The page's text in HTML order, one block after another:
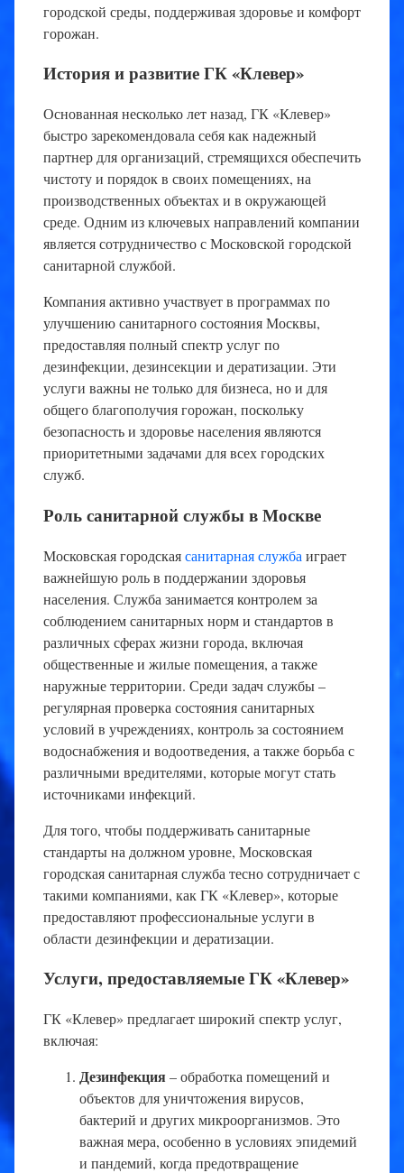
городской среды, поддерживая здоровье и комфорт
горожан.
История и развитие ГК «Клевер»
Основанная несколько лет назад, ГК «Клевер»
быстро зарекомендовала себя как надежный
партнер для организаций, стремящихся обеспечить
чистоту и порядок в своих помещениях, на
производственных объектах и в окружающей
среде. Одним из ключевых направлений компании
является сотрудничество с Московской городской
санитарной службой.
Компания активно участвует в программах по
улучшению санитарного состояния Москвы,
предоставляя полный спектр услуг по
дезинфекции, дезинсекции и дератизации. Эти
услуги важны не только для бизнеса, но и для
общего благополучия горожан, поскольку
безопасность и здоровье населения являются
приоритетными задачами для всех городских
служб.
Роль санитарной службы в Москве
Московская городскаясанитарная служба играет
важнейшую роль в поддержании здоровья
населения. Служба занимается контролем за
соблюдением санитарных норм и стандартов в
различных сферах жизни города, включая
общественные и жилые помещения, а также
наружные территории. Среди задач службы –
регулярная проверка состояния санитарных
условий в учреждениях, контроль за состоянием
водоснабжения и водоотведения, а также борьба с
различными вредителями, которые могут стать
источниками инфекций.
Для того, чтобы поддерживать санитарные
стандарты на должном уровне, Московская
городская санитарная служба тесно сотрудничает с
такими компаниями, как ГК «Клевер», которые
предоставляют профессиональные услуги в
области дезинфекции и дератизации.
Услуги, предоставляемые ГК «Клевер»
ГК «Клевер» предлагает широкий спектр услуг,
включая:
Дезинфекция– обработка помещений и
объектов для уничтожения вирусов,
бактерий и других микроорганизмов. Это
важная мера, особенно в условиях эпидемий
и пандемий, когда предотвращение